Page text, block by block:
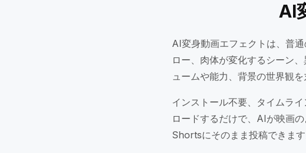
AI
AI変身動画エフェクトは、普
ロー、肉体が変化するシーン
ュームや能力、背景の世界観を
インストール不要、タイムラ
ロードするだけで、AIが映画
Shortsにそのまま投稿できます